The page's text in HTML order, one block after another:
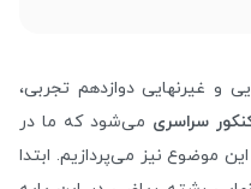
و غیرنهایی دوازدهم تجربی،
سراسری می‌شود که ما در
موضوع نیز می‌پردازیم. ابتدا